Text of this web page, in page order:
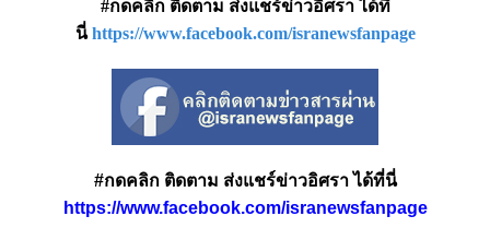
#กดคลิก ติดตาม ส่งแชร์ข่าวอิศรา ได้ที่
นี่ https://www.facebook.com/isranewsfanpage
#กดคลิก ติดตาม ส่งแชร์ข่าวอิศรา ได้ที่นี่
https://www.facebook.com/isranewsfanpage